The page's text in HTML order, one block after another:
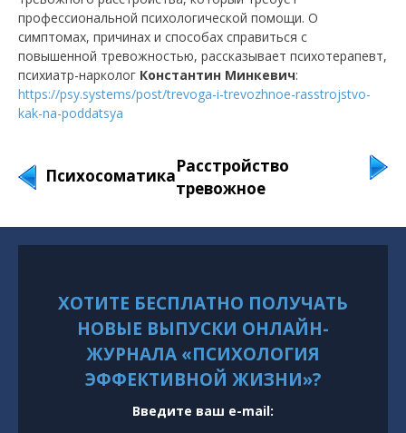
профессиональной психологической помощи. О
симптомах, причинах и способах справиться с
повышенной тревожностью, рассказывает психотерапевт,
психиатр-нарколог Константин Минкевич:
https://psy.systems/post/trevoga-i-trevozhnoe-rasstrojstvo-
kak-na-poddatsya
ПсихосоматикаРасстройство
тревожное
ХОТИТЕ БЕСПЛАТНО ПОЛУЧАТЬ
НОВЫЕ ВЫПУСКИ ОНЛАЙН-
ЖУРНАЛА «ПСИХОЛОГИЯ
ЭФФЕКТИВНОЙ ЖИЗНИ»?
Введите ваш e-mail: